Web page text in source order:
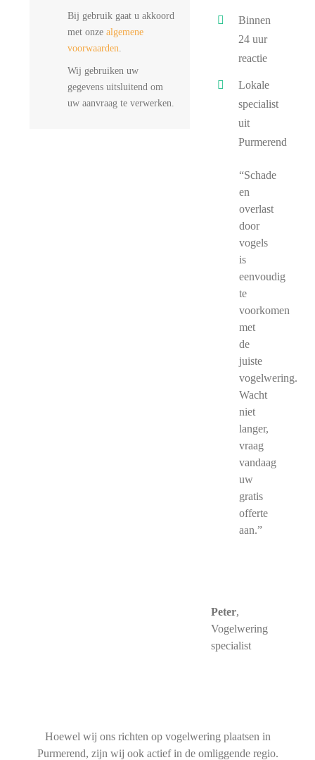
Bij gebruik gaat u akkoord
met onze algemene
voorwaarden
Wij gebruiken uw
gegevens uitsluitend om
uw aanvraag te verwerken.
Binnen
24 uur
reactie
Lokale
specialist
uit
Purmerend
“Schade
en
overlast
door
vogels
is
eenvoudig
te
voorkomen
met
de
juiste
vogelwering.
Wacht
niet
langer,
vraag
vandaag
uw
gratis
offerte
aan.”
Peter,
Vogelwering
specialist
Hoewel wij ons richten op vogelwering plaatsen in
Purmerend, zijn wij ook actief in de omliggende regio.